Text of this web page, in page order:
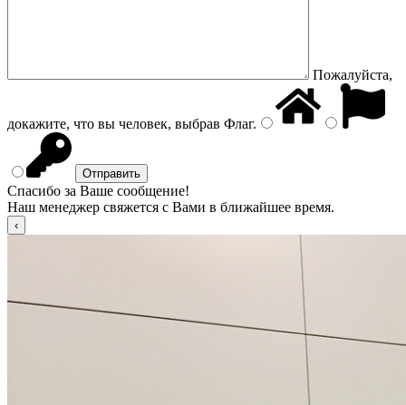
Пожалуйста,
докажите, что вы человек, выбрав Флаг.
Спасибо за Ваше сообщение!
Наш менеджер свяжется с Вами в ближайшее время.